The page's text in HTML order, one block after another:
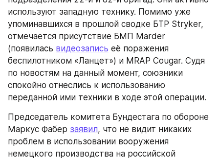
используют западную технику. Помимо уже
упоминавшихся в прошлой сводке БТР Stryker,
отмечается присутствие БМП Marder
(появилась видеозапись её поражения
беспилотником «Ланцет») и MRAP Сougar. Судя
по новостям на данный момент, союзники
спокойно отнеслись к использованию
переданной ими техники в ходе этой операции.
Председатель комитета Бундестага по обороне
Маркус Фабер заявил, что не видит никаких
проблем в использовании вооружения
немецкого производства на российской